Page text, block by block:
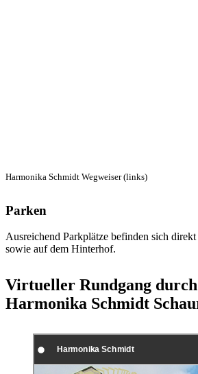
Harmonika Schmidt Wegweiser (links)
Parken
Ausreichend Parkplätze befinden sich
sowie auf dem Hinterhof.
Virtueller Rundgang
Harmonika Schmidt